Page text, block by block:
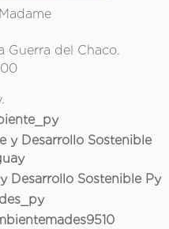
Guerra del Chaco.
y Desarrollo Sostenible
Desarrollo Sostenible Py